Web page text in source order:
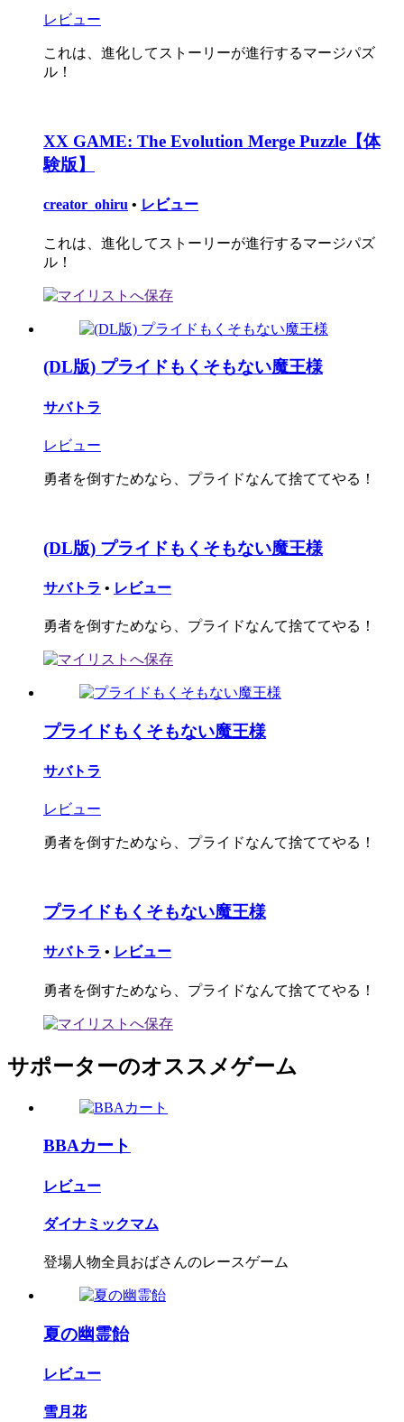
レビュー
これは、進化してストーリーが進行するマージパズ
ル！
XX GAME: The Evolution Merge Puzzle【体
験版】
creator_ohiru • レビュー
これは、進化してストーリーが進行するマージパズ
ル！
(DL版) プライドもくそもない魔王様
サバトラ
レビュー
勇者を倒すためなら、プライドなんて捨ててやる！
(DL版) プライドもくそもない魔王様
サバトラ • レビュー
勇者を倒すためなら、プライドなんて捨ててやる！
プライドもくそもない魔王様
サバトラ
レビュー
勇者を倒すためなら、プライドなんて捨ててやる！
プライドもくそもない魔王様
サバトラ • レビュー
勇者を倒すためなら、プライドなんて捨ててやる！
サポーターのオススメゲーム
BBAカート
レビュー
ダイナミックマム
登場人物全員おばさんのレースゲーム
夏の幽霊飴
レビュー
雪月花